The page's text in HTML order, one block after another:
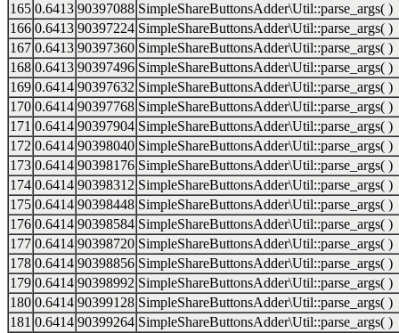
165 0.6413 90397088 SimpleShareButtonsAdder\Util::parse_args( )
166 0.6413 90397224 SimpleShareButtonsAdder\Util::parse_args( )
167 0.6413 90397360 SimpleShareButtonsAdder\Util::parse_args( )
168 0.6413 90397496 SimpleShareButtonsAdder\Util::parse_args( )
169 0.6414 90397632 SimpleShareButtonsAdder\Util::parse_args( )
170 0.6414 90397768 SimpleShareButtonsAdder\Util::parse_args( )
171 0.6414 90397904 SimpleShareButtonsAdder\Util::parse_args( )
172 0.6414 90398040 SimpleShareButtonsAdder\Util::parse_args( )
173 0.6414 90398176 SimpleShareButtonsAdder\Util::parse_args( )
174 0.6414 90398312 SimpleShareButtonsAdder\Util::parse_args( )
175 0.6414 90398448 SimpleShareButtonsAdder\Util::parse_args( )
176 0.6414 90398584 SimpleShareButtonsAdder\Util::parse_args( )
177 0.6414 90398720 SimpleShareButtonsAdder\Util::parse_args( )
178 0.6414 90398856 SimpleShareButtonsAdder\Util::parse_args( )
179 0.6414 90398992 SimpleShareButtonsAdder\Util::parse_args( )
180 0.6414 90399128 SimpleShareButtonsAdder\Util::parse_args( )
181 0.6414 90399264 SimpleShareButtonsAdder\Util::parse_args( )